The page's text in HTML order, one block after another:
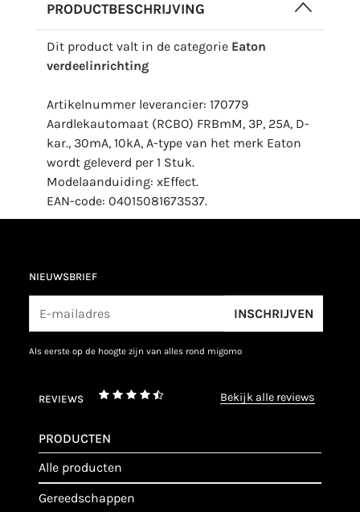
PRODUCTBESCHRIJVING
Dit product valt in de categorie Eaton
verdeelinrichting
Artikelnummer leverancier: 170779
Aardlekautomaat (RCBO) FRBmM, 3P, 25A, D-
kar., 30mA, 10kA, A-type van het merk Eaton
wordt geleverd per 1 Stuk.
Modelaanduiding: xEffect.
EAN-code: 04015081673537.
NIEUWSBRIEF
INSCHRIJVEN
als eerste op de hoogte zijn van alles rond migomo
REVIEWS bekijk alle reviews
PRODUCTEN
alle producten
gereedschappen